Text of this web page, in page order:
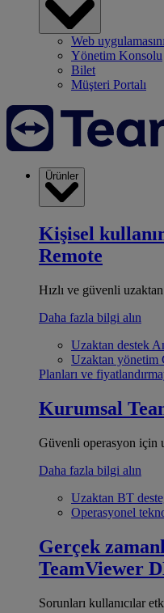
Web
Yönetim Konsolu
Bilet
Müşteri Portalı
Ürünler
Kişisel
Remote
Hızlı ve güvenli
Daha fazla bilgi alın
Uzaktan destek
Uzaktan yönetim
Planları ve
Kurumsal
Güvenli operasyon için
Daha fazla bilgi alın
Uzaktan BT
Operasyonel
Gerçek
TeamViewer
Sorunları kullanıcılar